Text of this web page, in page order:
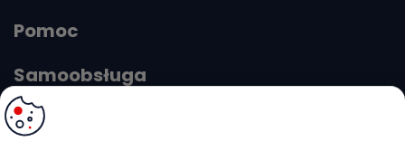
Pomoc
Samoobsługa
O Virgin